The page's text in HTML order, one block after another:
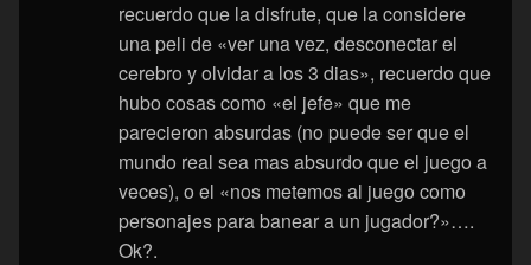
recuerdo que la disfrute, que la considere
una peli de «ver una vez, desconectar el
cerebro y olvidar a los 3 dias», recuerdo que
hubo cosas como «el jefe» que me
parecieron absurdas (no puede ser que el
mundo real sea mas absurdo que el juego a
veces), o el «nos metemos al juego como
personajes para banear a un jugador?»….
Ok?.